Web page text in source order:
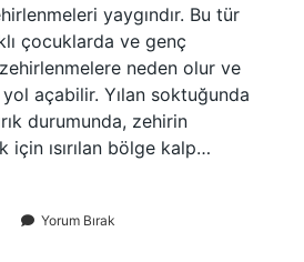
yaygındır. Bu tür
çocuklarda ve genç
neden olur ve
açabilir. Yılan soktuğunda
durumunda, zehirin
için ısırılan bölge kalp…
Yorum Bırak